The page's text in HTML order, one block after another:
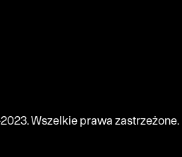
Wszelkie prawa zastrzeżone.